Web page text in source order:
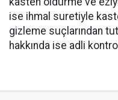
ise ihmal suretiyle
gizleme suçlarından
hakkında ise adli